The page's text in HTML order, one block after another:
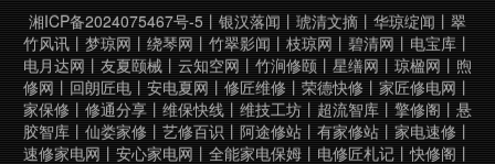
湘ICP备2024075467号-5 丨 银汉落闻 丨 琥清文摘 丨 华琼绽闻 丨 翠
竹风讯 丨 梦琼网 丨 绕琴网 丨 竹翠影闻 丨 枝琼网 丨 碧清网 丨 电宝库 丨
电月达网 丨 友夏颐械 丨 云知空网 丨 竹涧修颐 丨 星缮网 丨 琼楹网 丨 煦
修网 丨 回朗匠电 丨 安电夏网 丨 修匠维修 丨 荣德快修 丨 家匠修电网 丨
家保修 丨 修通分享 丨 维保快线 丨 维技工坊 丨 超流智库 丨 擎修阁 丨 悬
胶智库 丨 仙娄家修 丨 艺修百识 丨 阿途修站 丨 有家修站 丨 家电速修 丨
速修家电网 丨 安心家电网 丨 全能家电保姆 丨 电修匠札记 丨快修阁 丨